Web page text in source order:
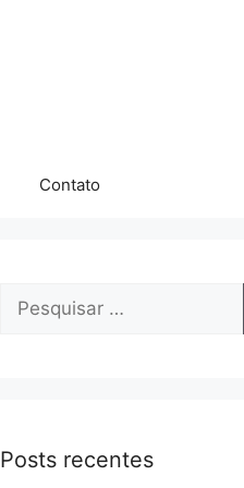
Contato
Pesquisar
Posts recentes